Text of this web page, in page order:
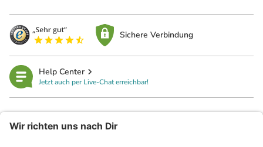
Sichere Verbindung
Help Center
Jetzt auch per Live-Chat erreichbar!